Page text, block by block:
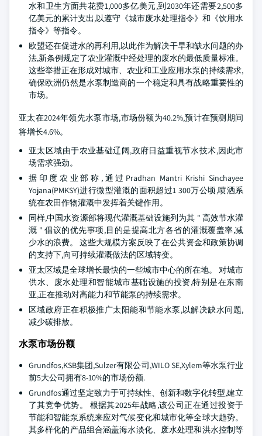
水和卫生方面共花费1,000多亿美元,到2030年还需要2,500多
亿美元的累计支出,以遵守《城市废水处理指令》和《饮用水
指令》等指令。
欧盟还在促进水的再利用,以此作为解决干旱和缺水问题的办
法,新条例规定了农业灌溉中经处理的废水的最低质量标准。
这些举措正在形成对城市、农业和工业应用水泵的持续需求,
确保欧洲仍然是水泵制造商的一个稳定和具有战略重要性的
市场。
亚太在2024年领先水泵市场,市场份额为40.2%,预计在预测期间
将增长4.6%。
亚太区域由于农业基础辽阔,政府日益重视节水技术,因此市
场需求强劲。
据印度农业部称,通过Pradhan Mantri Krishi Sinchayee
Yojana(PMKSY)进行微型灌溉的面积超过1 300万公顷,喷洒系
统在农田作物灌溉中发挥着关键作用。
同样,中国水资源部将现代灌溉基础设施列为其 " 高效节水灌
溉 " 倡议的优先事项,目的是提高北方各省的灌溉覆盖率,减
少水的浪费。 这些大规模方案反映了在公共资金和政策协调
的支持下,向可持续灌溉做法的区域转变。
亚太区域是全球增长最快的一些城市中心的所在地。 对城市
供水、废水处理和智能城市基础设施的投资,特别是在东南
亚,正在推动对高能力和节能泵的持续需求。
区域政府正在积极推广太阳能和节能水泵,以解决缺水问题,
减少碳排放。
水泵市场份额
Grundfos,KSB集团,Sulzer有限公司,WILO SE,Xylem等水泵行业
前5大公司拥有8-10%的市场份额.
Grundfos通过坚定致力于可持续性、创新和数字化转型,建立
了其竞争优势。 根据其2025年战略,该公司正在通过投资于
节能和智能泵系统来应对气候变化和城市化等全球大趋势。
其多样化的产品组合涵盖海水淡化、废水处理和洪水控制等